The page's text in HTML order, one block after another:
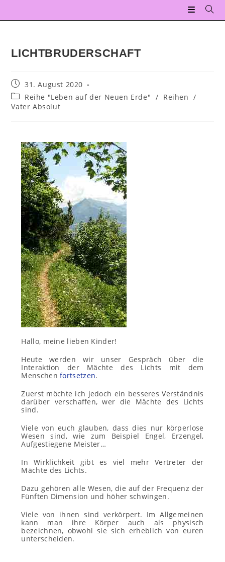
LICHTBRUDERSCHAFT
31. August 2020
Reihe "Leben auf der Neuen Erde" / Reihen /
Vater Absolut
Hallo, meine lieben Kinder!
Heute werden wir unser Gespräch über die
Interaktion der Mächte des Lichts mit dem
Menschenfortsetzen.
Zuerst möchte ich jedoch ein besseres Verständnis
darüber verschaffen, wer die Mächte des Lichts
sind.
Viele von euch glauben, dass dies nur körperlose
Wesen sind, wie zum Beispiel Engel, Erzengel,
Aufgestiegene Meister…
In Wirklichkeit gibt es viel mehr Vertreter der
Mächte des Lichts.
Dazu gehören alle Wesen, die auf der Frequenz der
Fünften Dimension und höher schwingen.
Viele von ihnen sind verkörpert. Im Allgemeinen
kann man ihre Körper auch als physisch
bezeichnen, obwohl sie sich erheblich von euren
unterscheiden.